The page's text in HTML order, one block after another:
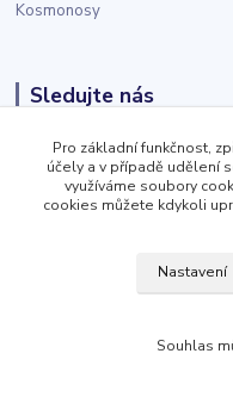
Kosmonosy
Sledujte nás
Pro základní funkčnost,
účely a v případě udělení
využíváme soubory
cookies můžete kdykoli
Nastavení
Souhlas